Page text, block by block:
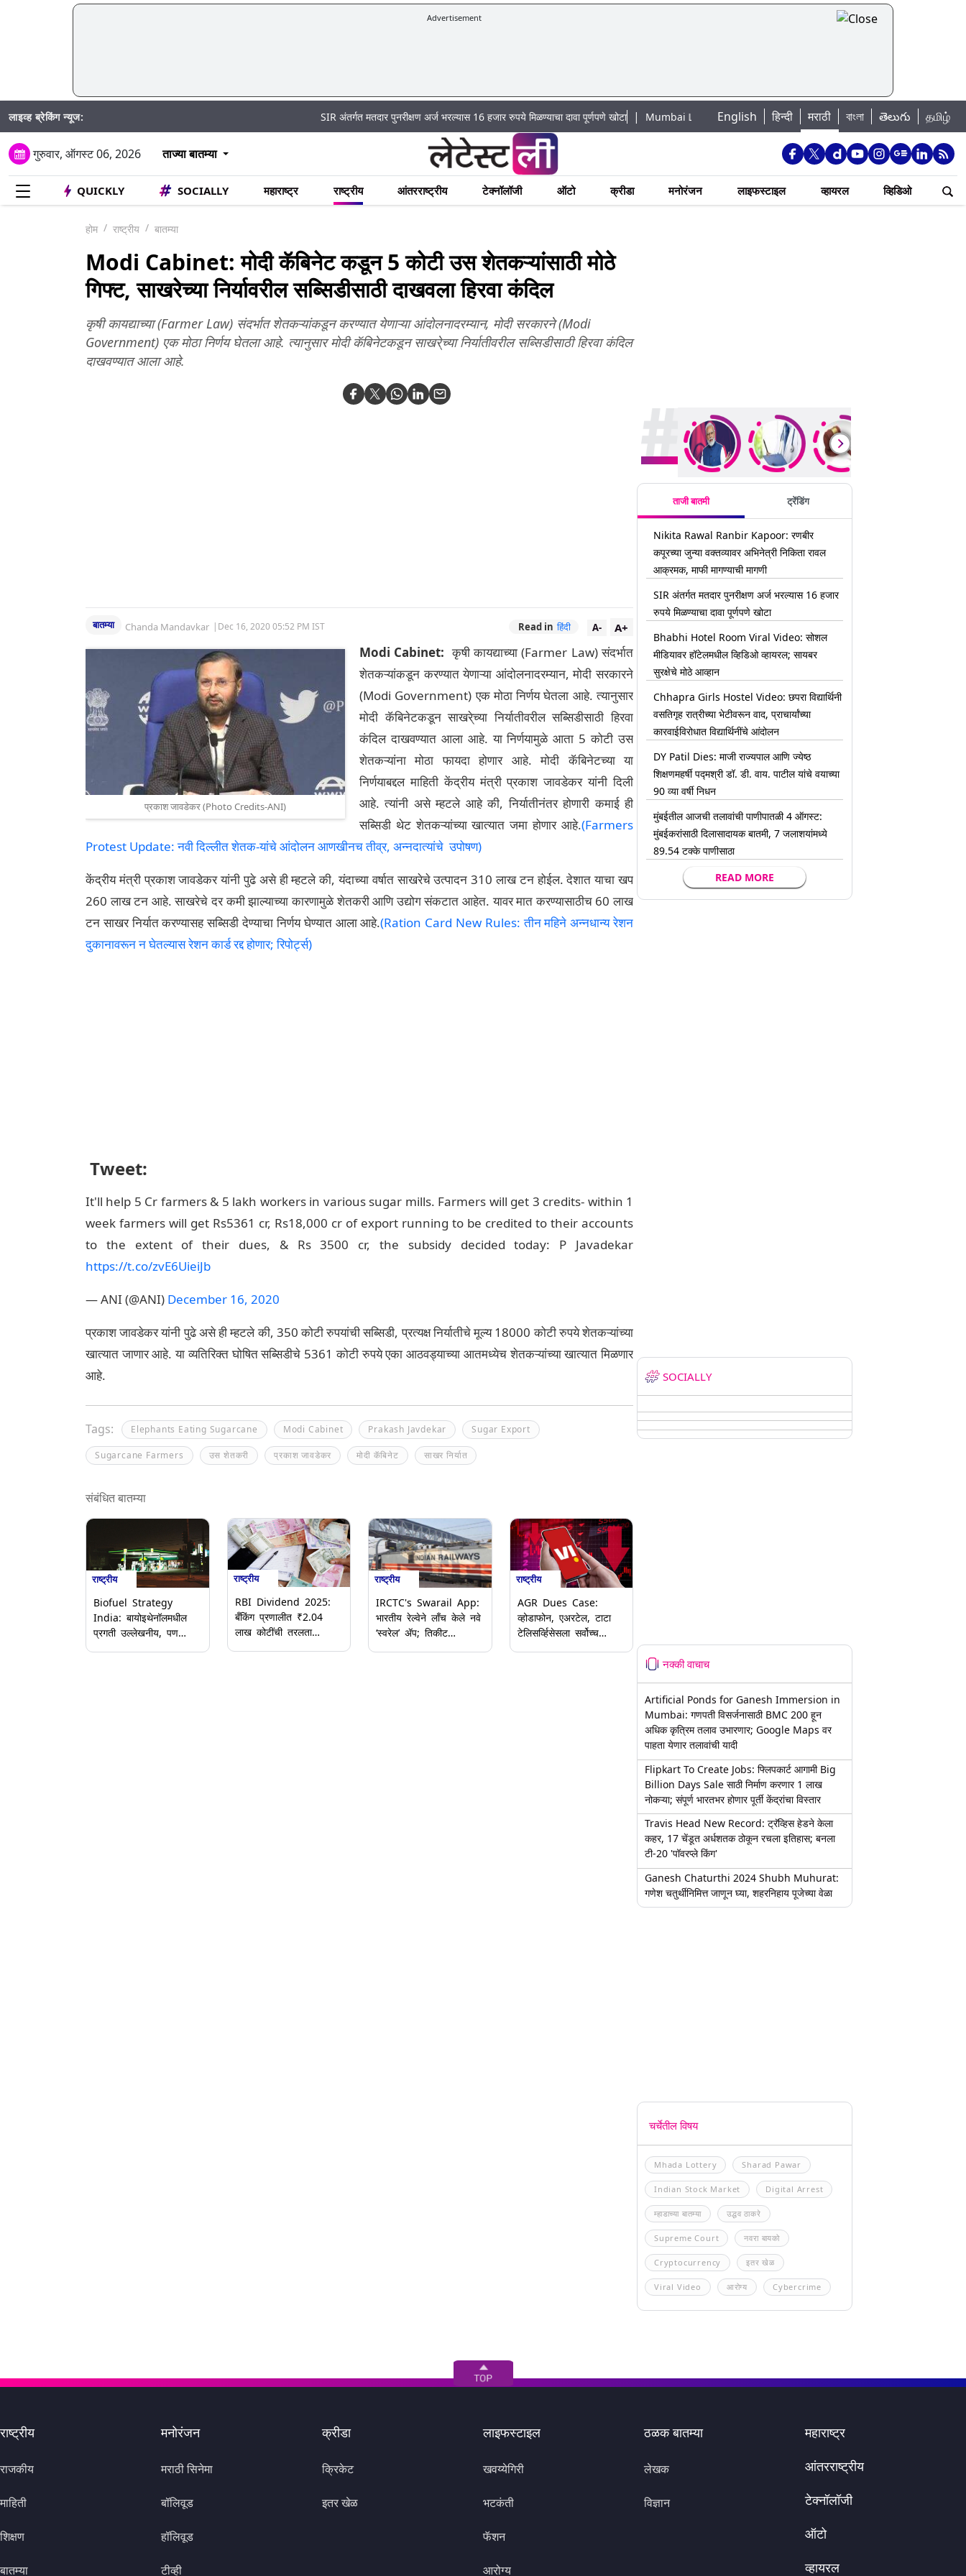
Advertisement
लाइव्ह ब्रेकिंग न्यूज: SIR अंतर्गत मतदार पुनरीक्षण अर्ज भरल्यास 16 हजार रुपये मिळण्याचा दावा पूर्णपणे खोटा|Mumbai Lake Water Levels: मुंबई पाणीपुरवठा अपडेट: शहरातील 7 तलावांमधील जलसाठा
English हिन्दी मराठी বাংলা తెలుగు தமிழ்
गुरुवार, ऑगस्ट 06, 2026 ताज्या बातम्या
QUICKLY SOCIALLY महाराष्ट्र राष्ट्रीय आंतरराष्ट्रीय टेक्नॉलॉजी ऑटो क्रीडा मनोरंजन लाइफस्टाइल व्हायरल व्हिडिओ
होम राष्ट्रीय बातम्या
Modi Cabinet: मोदी कॅबिनेट कडून 5 कोटी उस शेतकऱ्यांसाठी मोठे
गिफ्ट, साखरेच्या निर्यावरील सब्सिडीसाठी दाखवला हिरवा कंदिल
कृषी कायद्याच्या (Farmer Law) संदर्भात शेतकऱ्यांकडून करण्यात येणाऱ्या आंदोलनादरम्यान, मोदी सरकारने (Modi
Government) एक मोठा निर्णय घेतला आहे. त्यानुसार मोदी कॅबिनेटकडून साखरे्च्या निर्यातीवरील सब्सिडीसाठी हिरवा कंदिल
दाखवण्यात आला आहे.
बातम्या Chanda Mandavkar | Dec 16, 2020 05:52 PM IST Read in हिंदी A+
A-
प्रकाश जावडेकर (Photo Credits-ANI)
Modi Cabinet: कृषी कायद्याच्या (Farmer Law) संदर्भात
शेतकऱ्यांकडून करण्यात येणाऱ्या आंदोलनादरम्यान, मोदी सरकारने
(Modi Government) एक मोठा निर्णय घेतला आहे. त्यानुसार
मोदी कॅबिनेटकडून साखरे्च्या निर्यातीवरील सब्सिडीसाठी हिरवा
कंदिल दाखवण्यात आला आहे. या निर्णयामुळे आता 5 कोटी उस
शेतकऱ्यांना मोठा फायदा होणार आहे. मोदी कॅबिनेटच्या या
निर्णयाबद्दल माहिती केंद्रीय मंत्री प्रकाश जावडेकर यांनी दिली
आहे. त्यांनी असे म्हटले आहे की, निर्यातीनंतर होणारी कमाई ही
सब्सिडी थेट शेतकऱ्यांच्या खात्यात जमा होणार आहे.(Farmers
Protest Update: नवी दिल्लीत शेतक-यांचे आंदोलन आणखीनच तीव्र, अन्नदात्यांचे उपोषण)
केंद्रीय मंत्री प्रकाश जावडेकर यांनी पुढे असे ही म्हटले की, यंदाच्या वर्षात साखरेचे उत्पादन 310 लाख टन होईल. देशात याचा खप
260 लाख टन आहे. साखरेचे दर कमी झाल्याच्या कारणामुळे शेतकरी आणि उद्योग संकटात आहेत. यावर मात करण्यासाठीच 60 लाख
टन साखर निर्यात करण्यासह सब्सिडी देण्याचा निर्णय घेण्यात आला आहे.(Ration Card New Rules: तीन महिने अन्नधान्य रेशन
दुकानावरून न घेतल्यास रेशन कार्ड रद्द होणार; रिपोर्ट्स)
Tweet:
It'll help 5 Cr farmers & 5 lakh workers in various sugar mills. Farmers will get 3 credits- within 1
week farmers will get Rs5361 cr, Rs18,000 cr of export running to be credited to their accounts
to the extent of their dues, & Rs 3500 cr, the subsidy decided today: P Javadekar
https://t.co/zvE6UieiJb
— ANI (@ANI) December 16, 2020
प्रकाश जावडेकर यांनी पुढे असे ही म्हटले की, 350 कोटी रुपयांची सब्सिडी, प्रत्यक्ष निर्यातीचे मूल्य 18000 कोटी रुपये शेतकऱ्यांच्या
खात्यात जाणार आहे. या व्यतिरिक्त घोषित सब्सिडीचे 5361 कोटी रुपये एका आठवड्याच्या आतमध्येच शेतकऱ्यांच्या खात्यात मिळणार
आहे.
Tags: Elephants Eating Sugarcane Modi Cabinet Prakash Javdekar Sugar Export
Sugarcane Farmers उस शेतकरी प्रकाश जावडेकर मोदी कॅबिनेट साखर निर्यात
संबंधित बातम्या
राष्ट्रीय
Biofuel Strategy
India: बायोइथेनॉलमधील
प्रगती उल्लेखनीय, पण
राष्ट्रीय
RBI Dividend 2025:
बँकिंग प्रणालीत ₹2.04
लाख कोटींची तरलता
राष्ट्रीय
IRCTC's Swarail App:
भारतीय रेल्वेने लाँच केले नवे
‘स्वरेल’ ॲप; तिकीट
राष्ट्रीय
AGR Dues Case:
व्होडाफोन, एअरटेल, टाटा
टेलिसर्व्हिसेसला सर्वोच्च
ताजी बातमी ट्रेंडिंग
Nikita Rawal Ranbir Kapoor: रणबीर
कपूरच्या जुन्या वक्तव्यावर अभिनेत्री निकिता रावल
आक्रमक, माफी मागण्याची मागणी
SIR अंतर्गत मतदार पुनरीक्षण अर्ज भरल्यास 16 हजार
रुपये मिळण्याचा दावा पूर्णपणे खोटा
Bhabhi Hotel Room Viral Video: सोशल
मीडियावर हॉटेलमधील व्हिडिओ व्हायरल; सायबर
सुरक्षेचे मोठे आव्हान
Chhapra Girls Hostel Video: छपरा विद्यार्थिनी
वसतिगृह रात्रीच्या भेटीवरून वाद, प्राचार्यांच्या
कारवाईविरोधात विद्यार्थिनींचे आंदोलन
DY Patil Dies: माजी राज्यपाल आणि ज्येष्ठ
शिक्षणमहर्षी पद्मश्री डॉ. डी. वाय. पाटील यांचे वयाच्या
90 व्या वर्षी निधन
मुंबईतील आजची तलावांची पाणीपातळी 4 ऑगस्ट:
मुंबईकरांसाठी दिलासादायक बातमी, 7 जलाशयांमध्ये
89.54 टक्के पाणीसाठा
READ MORE
SOCIALLY
नक्की वाचाच
Artificial Ponds for Ganesh Immersion in
Mumbai: गणपती विसर्जनासाठी BMC 200 हून
अधिक कृत्रिम तलाव उभारणार; Google Maps वर
पाहता येणार तलावांची यादी
Flipkart To Create Jobs: फ्लिपकार्ट आगामी Big
Billion Days Sale साठी निर्माण करणार 1 लाख
नोकऱ्या; संपूर्ण भारतभर होणार पूर्ती केंद्रांचा विस्तार
Travis Head New Record: ट्रॅव्हिस हेडने केला
कहर, 17 चेंडूत अर्धशतक ठोकून रचला इतिहास; बनला
टी-20 'पॉवरप्ले किंग'
Ganesh Chaturthi 2024 Shubh Muhurat:
गणेश चतुर्थीनिमित्त जाणून घ्या, शहरनिहाय पूजेच्या वेळा
चर्चेतील विषय
Mhada Lottery Sharad Pawar
Indian Stock Market Digital Arrest
म्हाडाच्या बातम्या उद्धव ठाकरे
Supreme Court नवरा बायको
Cryptocurrency इतर खेळ
Viral Video आरोग्य Cybercrime
राष्ट्रीय
राजकीय
माहिती
शिक्षण
बातम्या
मनोरंजन
मराठी सिनेमा
बॉलिवूड
हॉलिवूड
टीव्ही
क्रीडा
क्रिकेट
इतर खेळ
लाइफस्टाइल
खवय्येगिरी
भटकंती
फॅशन
आरोग्य
ठळक बातम्या
लेखक
विज्ञान
महाराष्ट्र
आंतरराष्ट्रीय
टेक्नॉलॉजी
ऑटो
व्हायरल